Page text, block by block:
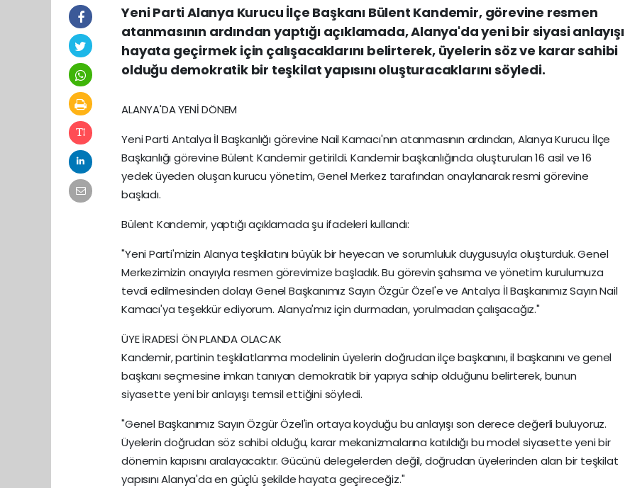
Yeni Parti Alanya Kurucu İlçe Başkanı Bülent Kandemir, görevine resmen
atanmasının ardından yaptığı açıklamada, Alanya'da yeni bir siyasi anlayışı
hayata geçirmek için çalışacaklarını belirterek, üyelerin söz ve karar sahibi
olduğu demokratik bir teşkilat yapısını oluşturacaklarını söyledi.
ALANYA'DA YENİ DÖNEM
Yeni Parti Antalya İl Başkanlığı görevine Nail Kamacı'nın atanmasının ardından, Alanya Kurucu İlçe
Başkanlığı görevine Bülent Kandemir getirildi. Kandemir başkanlığında oluşturulan 16 asil ve 16
yedek üyeden oluşan kurucu yönetim, Genel Merkez tarafından onaylanarak resmi görevine
başladı.
Bülent Kandemir, yaptığı açıklamada şu ifadeleri kullandı:
"Yeni Parti'mizin Alanya teşkilatını büyük bir heyecan ve sorumluluk duygusuyla oluşturduk. Genel
Merkezimizin onayıyla resmen görevimize başladık. Bu görevin şahsıma ve yönetim kurulumuza
tevdi edilmesinden dolayı Genel Başkanımız Sayın Özgür Özel'e ve Antalya İl Başkanımız Sayın Nail
Kamacı'ya teşekkür ediyorum. Alanya'mız için durmadan, yorulmadan çalışacağız."
ÜYE İRADESİ ÖN PLANDA OLACAK
Kandemir, partinin teşkilatlanma modelinin üyelerin doğrudan ilçe başkanını, il başkanını ve genel
başkanı seçmesine imkan tanıyan demokratik bir yapıya sahip olduğunu belirterek, bunun
siyasette yeni bir anlayışı temsil ettiğini söyledi.
"Genel Başkanımız Sayın Özgür Özel'in ortaya koyduğu bu anlayışı son derece değerli buluyoruz.
Üyelerin doğrudan söz sahibi olduğu, karar mekanizmalarına katıldığı bu model siyasette yeni bir
dönemin kapısını aralayacaktır. Gücünü delegelerden değil, doğrudan üyelerinden alan bir teşkilat
yapısını Alanya'da en güçlü şekilde hayata geçireceğiz."